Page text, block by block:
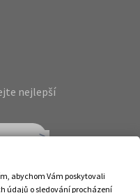
nejlepší
abychom Vám poskytovali
údajů o sledování procházení